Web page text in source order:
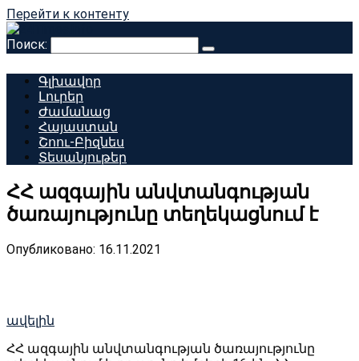
Перейти к контенту
Поиск:
Գլխավոր
Լուրեր
Ժամանաց
Հայաստան
Շոու-Բիզնես
Տեսանյութեր
ՀՀ ազգային անվտանգության
ծառայությունը տեղեկացնում է
Опубликовано: 16.11.2021
ավելին
ՀՀ ազգային անվտանգության ծառայությունը